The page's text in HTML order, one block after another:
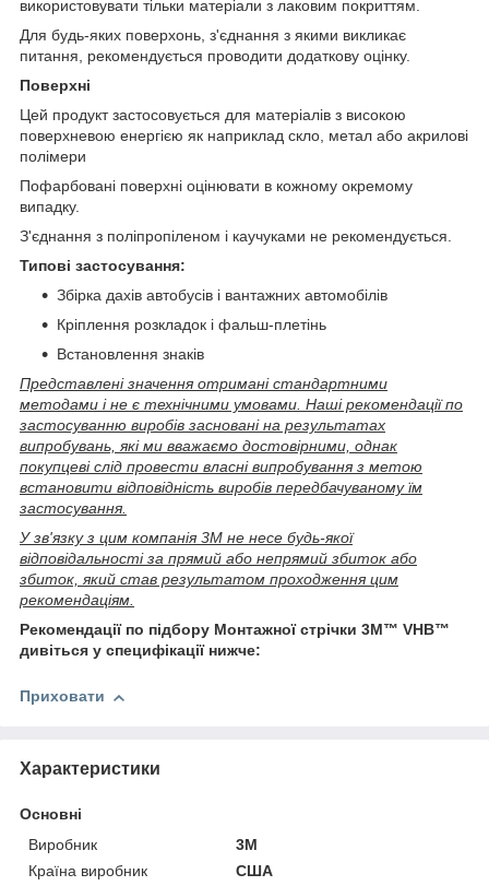
використовувати тільки матеріали з лаковим покриттям.
Для будь-яких поверхонь, з'єднання з якими викликає
питання, рекомендується проводити додаткову оцінку.
Поверхні
Цей продукт застосовується для матеріалів з високою
поверхневою енергією як наприклад скло, метал або акрилові
полімери
Пофарбовані поверхні оцінювати в кожному окремому
випадку.
З'єднання з поліпропіленом і каучуками не рекомендується.
Типові застосування:
Збірка дахів автобусів і вантажних автомобілів
Кріплення розкладок і фальш-плетінь
Встановлення знаків
Представлені значення отримані стандартними
методами і не є технічними умовами. Наші рекомендації по
застосуванню виробів засновані на результатах
випробувань, які ми вважаємо достовірними, однак
покупцеві слід провести власні випробування з метою
встановити відповідність виробів передбачуваному їм
застосування.
У зв'язку з цим компанія 3М не несе будь-якої
відповідальності за прямий або непрямий збиток або
збиток, який став результатом проходження цим
рекомендаціям.
Рекомендації по підбору Монтажної стрічки 3M™ VHB™
дивіться у специфікації нижче:
Приховати
Характеристики
Основні
Виробник
3М
Країна виробник
США